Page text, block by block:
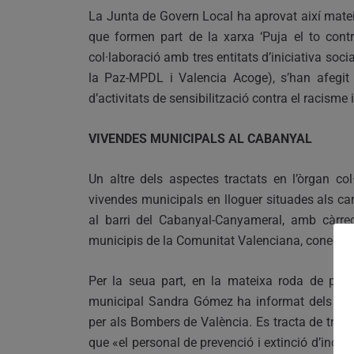
La Junta de Govern Local ha aprovat així
que formen part de la xarxa ‘Puja el to
col·laboració amb tres entitats d’iniciativa
la Paz-MPDL i Valencia Acoge), s’han
d’activitats de sensibilització contra el
VIVENDES MUNICIPALS AL CABANYAL
Un altre dels aspectes tractats en l’òrgan
vivendes municipals en lloguer situades als
al barri del Cabanyal-Canyameral, amb
municipis de la Comunitat Valenciana, conegut
Per la seua part, en la mateixa roda de
municipal Sandra Gómez ha informat dels
per als Bombers de València. Es tracta de tres
que «el personal de prevenció i extinció